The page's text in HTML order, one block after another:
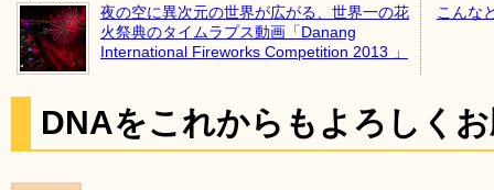
夜の空に異次元の世界が広がる、世界一の花
火祭典のタイムラプス動画「Danang
International Fireworks Competition 2013 」
こんな
DNAをこれからもよろしく